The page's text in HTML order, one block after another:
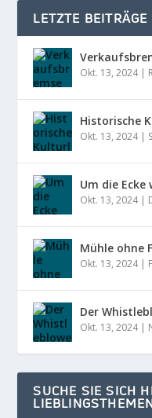
LETZTE BEITRÄGE
Okt. 13, 2024|
Historische
Okt. 13, 2024|
Um die Ecke
Okt. 13, 2024|
Mühle ohne
Okt. 13, 2024|
Der
Okt. 13, 2024|
SUCHE SIE SICH